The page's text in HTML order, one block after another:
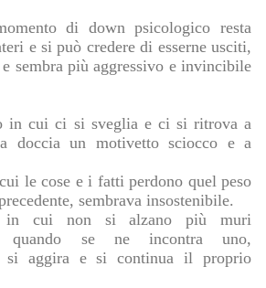
di down psicologico resta
e si può credere di esserne usciti,
sembra più aggressivo e invincibile
in cui ci si sveglia e ci si ritrova a
doccia un motivetto sciocco e a
le cose e i fatti perdono quel peso
sembrava insostenibile.
cui non si alzano più muri
quando se ne incontra uno,
si aggira e si continua il proprio